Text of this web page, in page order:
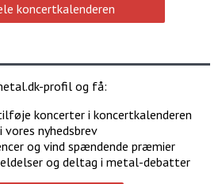
koncertkalenderen
profil og få:
koncerter i koncertkalenderen
vores nyhedsbrev
og vind spændende præmier
og deltag i metal-debatter